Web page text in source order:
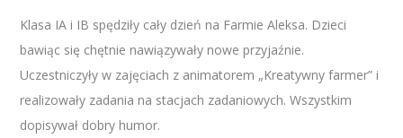
Klasa IA i IB spędziły cały dzień na Farmie Aleksa. Dzieci
bawiąc się chętnie nawiązywały nowe przyjaźnie.
Uczestniczyły w zajęciach z animatorem „Kreatywny farmer” i
realizowały zadania na stacjach zadaniowych. Wszystkim
dopisywał dobry humor.